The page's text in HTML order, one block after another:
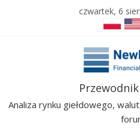
czwartek, 6
NewHach
Analiza rynku giełdowego,